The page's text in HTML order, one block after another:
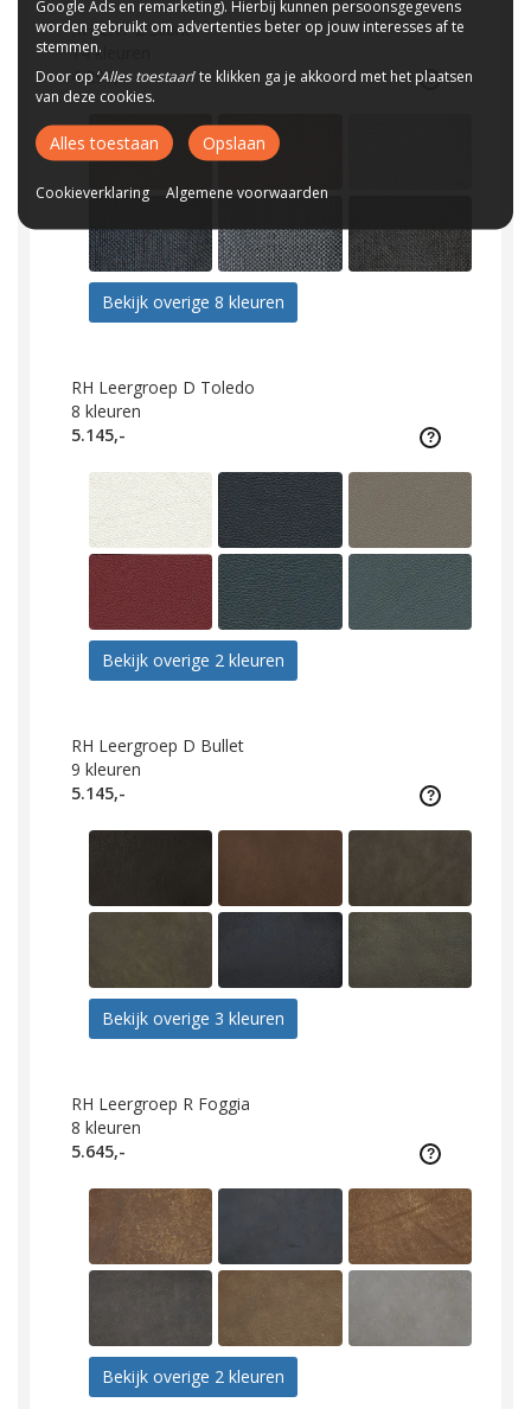
RH CAT 2 Silent
14 kleuren
4.299,-
Bekijk overige 8 kleuren
RH Leergroep D Toledo
8 kleuren
5.145,-
Bekijk overige 2 kleuren
RH Leergroep D Bullet
9 kleuren
5.145,-
Bekijk overige 3 kleuren
RH Leergroep R Foggia
8 kleuren
5.645,-
Bekijk overige 2 kleuren
Google Ads en remarketing). Hierbij kunnen persoonsgegevens
worden gebruikt om advertenties beter op jouw interesses af te
stemmen.
Door op ‘Alles toestaan’ te klikken ga je akkoord met het plaatsen
van deze cookies.
Alles toestaan Opslaan
Cookieverklaring Algemene voorwaarden